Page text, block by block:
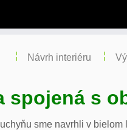
Návrh interiéru
spojená s
sme navrhli v